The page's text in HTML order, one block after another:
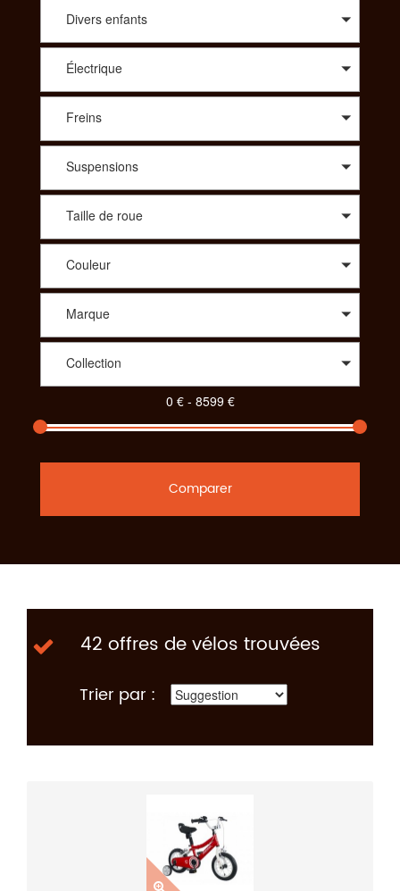
vous propose le meilleur prix. A travers une large sélection de
Terrains : all-mountain, enduro, descente/freeride, fat, dirt. Afin
de vous proposer les meilleurs produits spécialisés vous
pourrez aussi choisir le vélo idéal dans des gammes comme le
Trekking : VTC, Rando/voyage, vélo couché ou bien même
parmi un choix de tandem, de BMX, des vélos pliants, des
vélos de ville ou encore des draisiennes. Pour votre enfant
aussi vous aurez le choix parmi une diversité de vélos. Pour
consulter et trouver le vélo parfait pour votre pratique,
SportAdvice propose différents critères à sélectionner pour
Divers enfants
Électrique
Freins
Suspensions
Taille de roue
Couleur
Marque
Collection
Comparer
42 offres de vélos trouvées
Trier par :